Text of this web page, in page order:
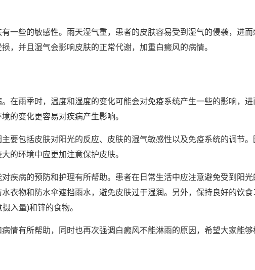
些的敏感性。雨天湿气重，患者的皮肤容易受到湿气的侵袭，进而
，并且湿气会影响皮肤的正常代谢，加重白癜风的病情。
雨季时，温度和湿度的变化可能会对免疫系统产生一些的影响，进
的变化更容易对疾病产生影响。
包括皮肤对阳光的反应、皮肤的湿气敏感性以及免疫系统的调节。
的环境中应更加注意保护皮肤。
病的预防和护理有所帮助。患者在日常生活中应注意避免受到阳光
衣物和防水伞遮挡雨水，避免皮肤过于湿润。另外，保持良好的饮
入量)和锌的食物。
有所帮助，同时也再次强调白癜风不能淋雨的原因，希望大家能够